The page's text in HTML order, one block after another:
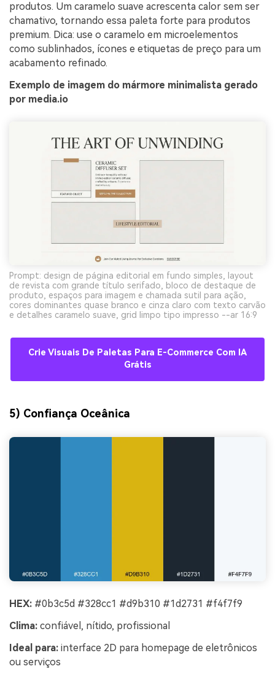
produtos. Um caramelo suave acrescenta calor sem ser
chamativo, tornando essa paleta forte para produtos
premium. Dica: use o caramelo em microelementos
como sublinhados, ícones e etiquetas de preço para um
acabamento refinado.
Exemplo de imagem do mármore minimalista gerado
por media.io
Prompt: design de página editorial em fundo simples, layout
de revista com grande título serifado, bloco de destaque de
produto, espaços para imagem e chamada sutil para ação,
cores dominantes quase branco e cinza claro com texto carvão
e detalhes caramelo suave, grid limpo tipo impresso --ar 16:9
Crie Visuais De Paletas Para E-Commerce Com IA
Grátis
5) Confiança Oceânica
HEX: #0b3c5d #328cc1 #d9b310 #1d2731 #f4f7f9
Clima: confiável, nítido, profissional
Ideal para: interface 2D para homepage de eletrônicos
ou serviços